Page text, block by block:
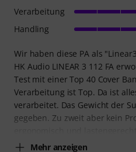
Wir haben diese PA als
HK Audio LINEAR 3 112 FA
Test mit einer Top 40 Cover
Verarbeitung ist Top. Da ist
verarbeitet. Das Gewicht der
gegeben. Zu zweit aber kein
Mehr anzeigen
Verarbeitung
Handling